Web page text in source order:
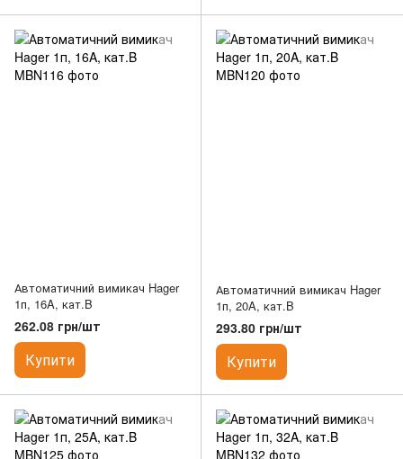
Автоматичний вимикач Hager
1п, 16A, кат.B
262.08 грн/шт
Купити
Автоматичний вимикач Hager
1п, 20A, кат.B
293.80 грн/шт
Купити